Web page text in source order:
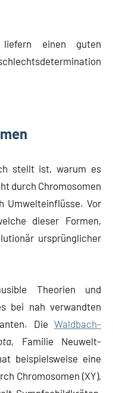
einen guten
stellt ist, warum es
durch Chromosomen
Umwelteinflüsse. Vor
dieser Formen,
ursprünglicher
Theorien und
bei nah verwandten
Die Waldbach-
Familie Neuwelt-
beispielsweise eine
Chromosomen (XY),